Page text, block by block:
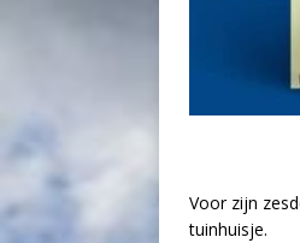
Voor zijn
tuinhuisje.